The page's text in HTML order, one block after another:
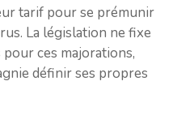
tarif pour se prémunir
La législation ne fixe
ces majorations,
définir ses propres